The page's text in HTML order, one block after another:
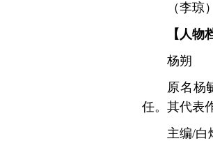
（李琼）
【人物
杨朔
原名杨
任。其代表
主编/白